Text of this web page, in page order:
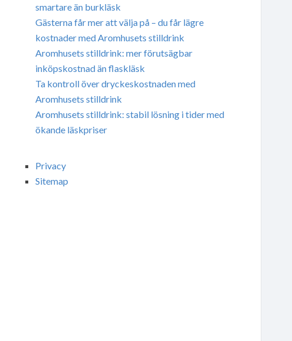
smartare än burkläsk
Gästerna får mer att välja på – du får lägre
kostnader med Aromhusets stilldrink
Aromhusets stilldrink: mer förutsägbar
inköpskostnad än flaskläsk
Ta kontroll över dryckeskostnaden med
Aromhusets stilldrink
Aromhusets stilldrink: stabil lösning i tider med
ökande läskpriser
Privacy
Sitemap